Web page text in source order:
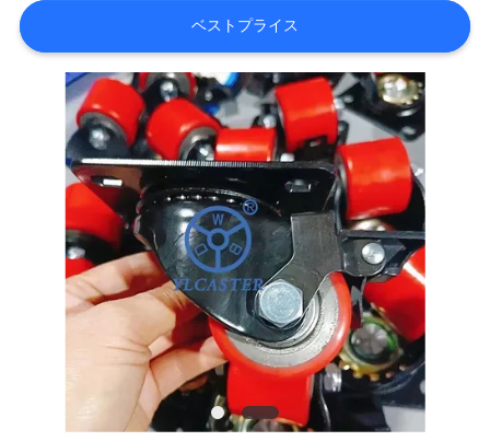
て
ベストプライス